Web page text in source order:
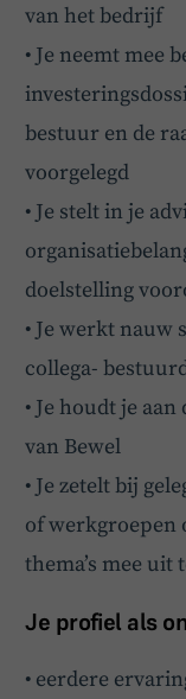
van het bedrijf
• Je neemt mee
bestuur en de
voorgelegd
• Je stelt in je
doelstelling
• Je werkt nauw
collega-
• Je houdt je
van Bewel
• Je zetelt bij
of werkgroepen
thema’s mee uit
Je profiel als
• eerdere
Hey! Heb je een
ze gerust!